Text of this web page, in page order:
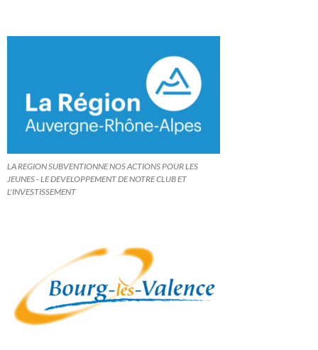
LA REGION SUBVENTIONNE NOS ACTIONS POUR LES
JEUNES - LE DEVELOPPEMENT DE NOTRE CLUB ET
L'INVESTISSEMENT